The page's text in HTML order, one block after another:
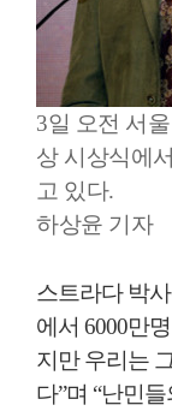
3일 오전 서
상 시상식에
고 있다.
하상윤 기자
스트라다 박
에서 6000만
지만 우리는
다”며 “난민